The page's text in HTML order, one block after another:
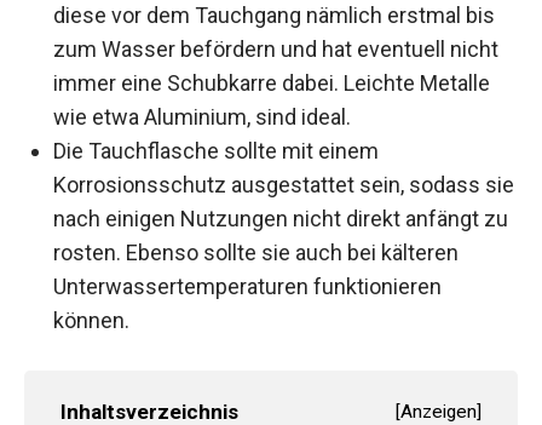
diese vor dem Tauchgang nämlich erstmal bis
zum Wasser befördern und hat eventuell nicht
immer eine Schubkarre dabei. Leichte Metalle
wie etwa Aluminium, sind ideal.
Die Tauchflasche sollte mit einem
Korrosionsschutz ausgestattet sein, sodass sie
nach einigen Nutzungen nicht direkt anfängt zu
rosten. Ebenso sollte sie auch bei kälteren
Unterwassertemperaturen funktionieren
können.
Inhaltsverzeichnis [Anzeigen]